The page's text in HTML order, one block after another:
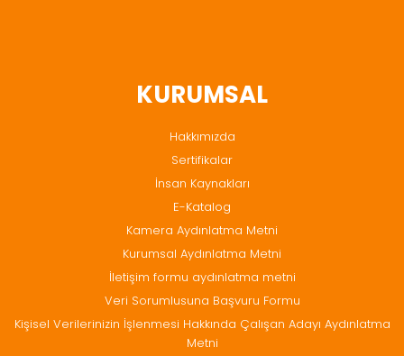
KURUMSAL
Hakkımızda
Sertifikalar
İnsan Kaynakları
E-Katalog
Kamera Aydınlatma Metni
Kurumsal Aydınlatma Metni
İletişim formu aydınlatma metni
Veri Sorumlusuna Başvuru Formu
Kişisel Verilerinizin İşlenmesi Hakkında Çalışan Adayı Aydınlatma
Metni